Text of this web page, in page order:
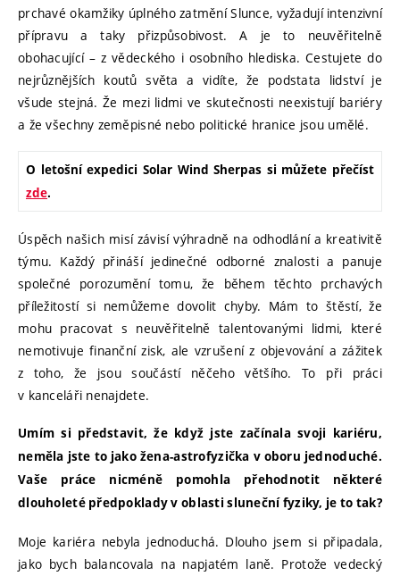
prchavé okamžiky úplného zatmění Slunce, vyžadují intenzivní
přípravu a taky přizpůsobivost. A je to neuvěřitelně
obohacující – z vědeckého i osobního hlediska. Cestujete do
nejrůznějších koutů světa a vidíte, že podstata lidství je
všude stejná. Že mezi lidmi ve skutečnosti neexistují bariéry
a že všechny zeměpisné nebo politické hranice jsou umělé.
O letošní expedici Solar Wind Sherpas si můžete přečíst
zde.
Úspěch našich misí závisí výhradně na odhodlání a kreativitě
týmu. Každý přináší jedinečné odborné znalosti a panuje
společné porozumění tomu, že během těchto prchavých
příležitostí si nemůžeme dovolit chyby. Mám to štěstí, že
mohu pracovat s neuvěřitelně talentovanými lidmi, které
nemotivuje finanční zisk, ale vzrušení z objevování a zážitek
z toho, že jsou součástí něčeho většího. To při práci
v kanceláři nenajdete.
Umím si představit, že když jste začínala svoji kariéru,
neměla jste to jako žena-astrofyzička v oboru jednoduché.
Vaše práce nicméně pomohla přehodnotit některé
dlouholeté předpoklady v oblasti sluneční fyziky, je to tak?
Moje kariéra nebyla jednoduchá. Dlouho jsem si připadala,
jako bych balancovala na napjatém laně. Protože vedecký